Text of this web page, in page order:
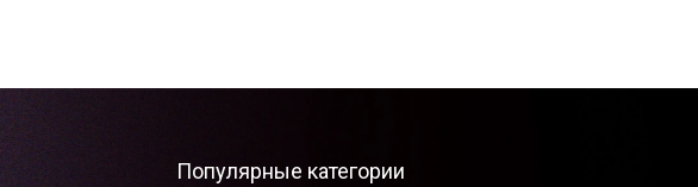
Популярные категории